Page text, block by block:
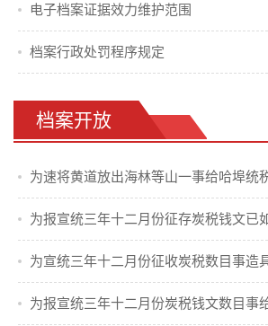
电子档案证据效力维护范围
档案行政处罚程序规定
档案开放